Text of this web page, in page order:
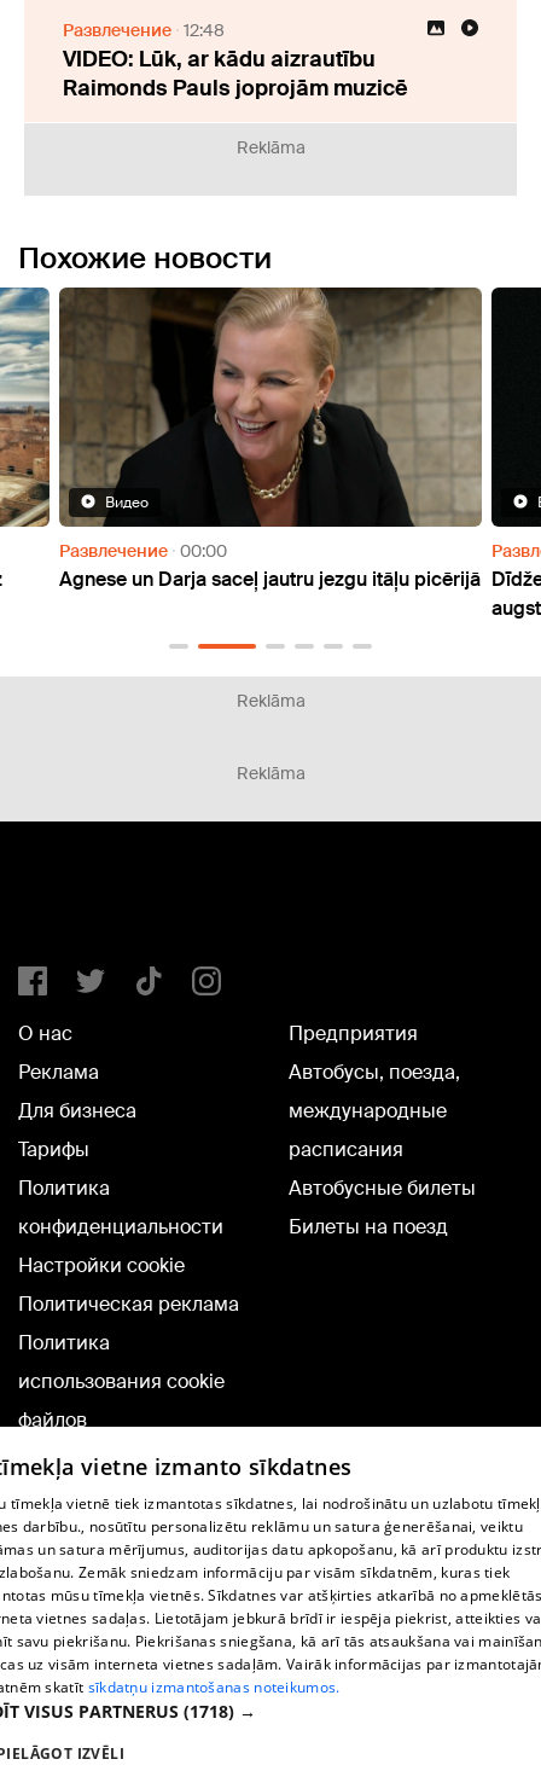
Развлечение 12:48
VIDEO: Lūk, ar kādu aizrautību
Raimonds Pauls joprojām muzicē
Reklāma
Похожие новости
itāļu picērijā
Развлечение
DīdžejaM [Ex] da Bass jauns radio singls
Reklāma
Reklāma
О нас
Реклама
Для бизнеса
Тарифы
Политика
конфиденциальности
Настройки cookie
Политическая реклама
Политика
использования cookie
файлов
Добавление
комментариев
Предприятия
Автобусы, поезда,
международные
расписания
Автобусные билеты
Билеты на поезд
TВ-программа
Условия договора
360 Ziņu kontakti
Helio Media
Служба помощи портала: э-почта -
vietne izmanto sīkdatnes
tīmekļa vietnē tiek izmantotas sīkdatnes, lai nodrošinātu un uzlabotu
darbību., nosūtītu personalizētu reklāmu un satura ģenerēšanai, veiktu
un satura mērījumus, auditorijas datu apkopošanu, kā arī produktu
Zemāk sniedzam informāciju par visām sīkdatnēm, kuras tiek
mūsu tīmekļa vietnēs. Sīkdatnes var atšķirties atkarībā no
vietnes sadaļas. Lietotājam jebkurā brīdī ir iespēja piekrist, atteikties
savu piekrišanu. Piekrišanas sniegšana, kā arī tās atsaukšana vai
uz visām interneta vietnes sadaļām. Vairāk informācijas par
skatīt sīkdatņu izmantošanas noteikumos.
VISUS PARTNERUS (1718) →
IZVĒLI